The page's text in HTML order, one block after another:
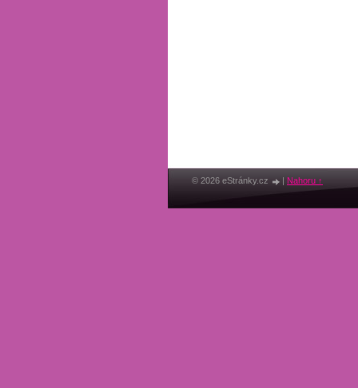
© 2026 eStránky.cz | Nahoru ↑